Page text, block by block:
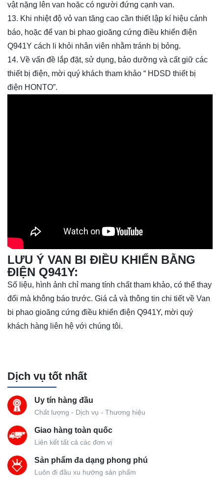
vật nặng lên van hoặc có người đứng cạnh van.
13. Khi nhiệt độ vỏ van tăng cao cần thiết lập kí hiệu cảnh
báo, hoặc để van bi phao gioăng cứng điều khiển điện
Q941Y cách li khỏi nhân viên nhằm tránh bị bỏng.
14. Về vấn đề lắp đặt, sử dụng, bảo dưỡng và cất giữ các
thiết bị điện, mời quý khách tham khảo “ HDSD thiết bị
điện HONTO”.
LƯU Ý VAN BI ĐIỀU KHIỂN BẰNG
ĐIỆN Q941Y:
Số liệu, hình ảnh chỉ mang tính chất tham khảo, có thể thay
đổi mà không báo trước. Giá cả và thông tin chi tiết về Van
bi phao gioăng cứng điều khiển điện Q941Y, mời quý
khách hàng liên hệ với chúng tôi.
Dịch vụ tốt nhất
Uy tín hàng đầu
Chất lượng - Dịch vụ - Thương hiệu
Giao hàng toàn quốc
Liên kết tất cả các đơn vị
Sản phẩm đa dạng phong phú
Luôn đi đầu xu hướng sản phẩm